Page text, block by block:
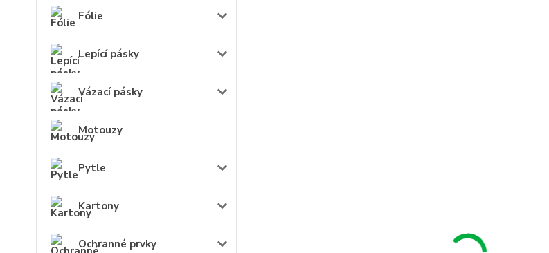
Fólie
Lepící pásky
Vázací pásky
Motouzy
Pytle
Kartony
Ochranné prvky